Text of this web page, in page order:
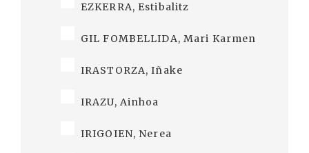
EZKERRA, Estibalitz
GIL FOMBELLIDA, Mari Karmen
IRASTORZA, Iñake
IRAZU, Ainhoa
IRIGOIEN, Nerea